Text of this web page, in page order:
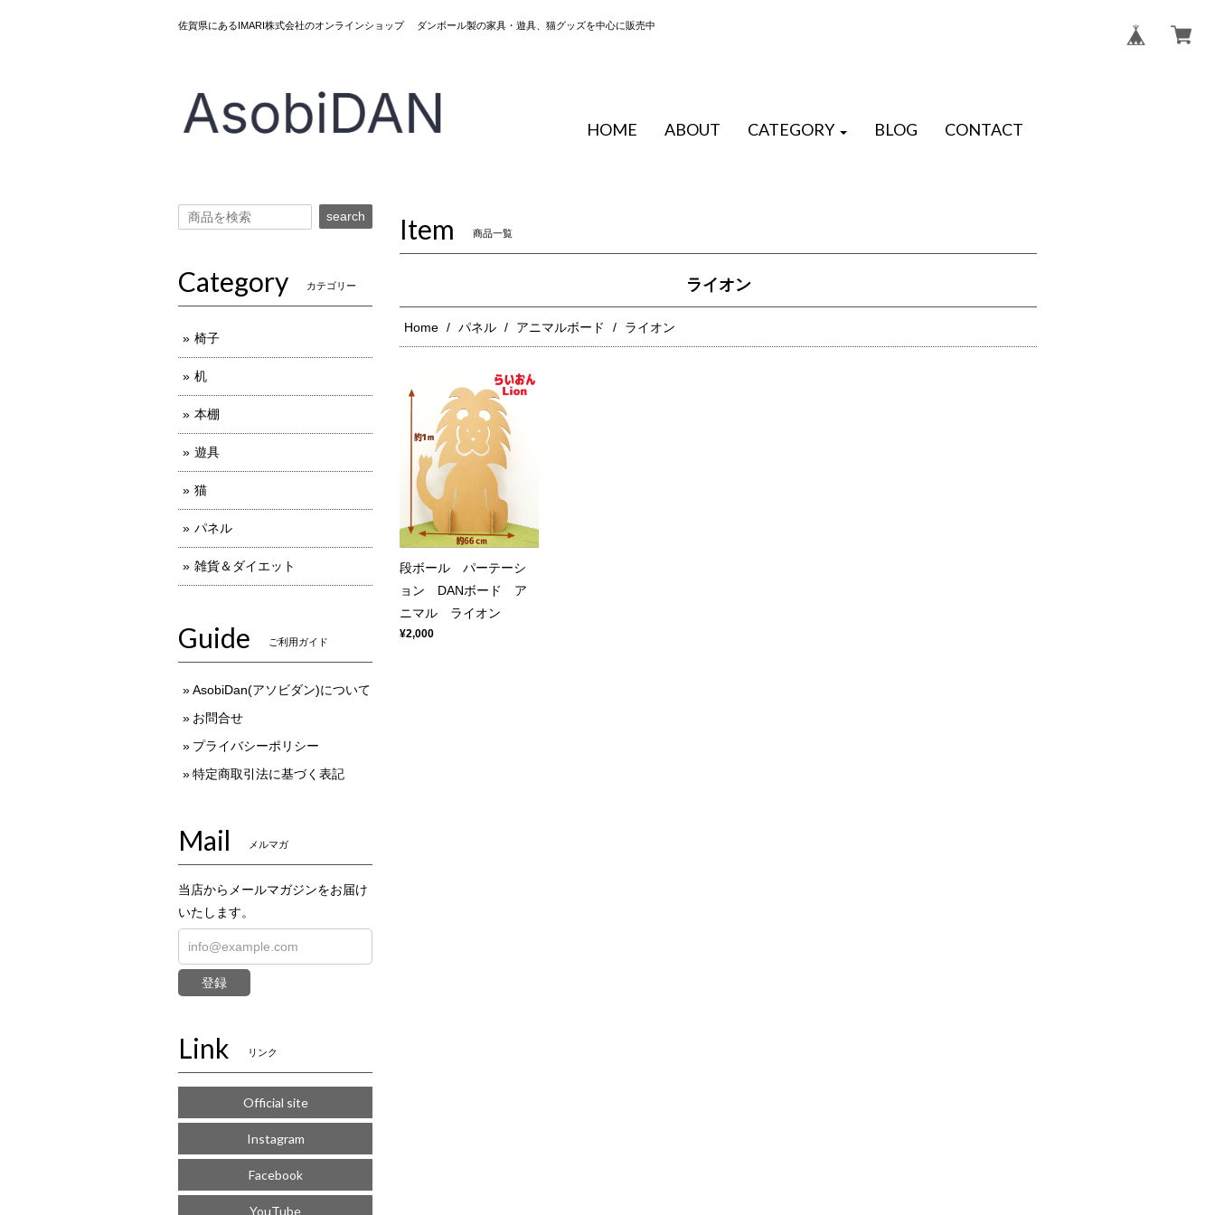
佐賀県にあるIMARI株式会社のオンラインショップ ダンボール製の家具・遊具、猫グッズを中心に販売中
HOME ABOUT CATEGORY BLOG CONTACT
Item 商品一覧
ライオン
Home パネル アニマルボード ライオン
段ボール パーテーシ
ョン DANボード ア
ニマル ライオン
¥2,000
search
Category カテゴリー
椅子
机
本棚
遊具
猫
パネル
雑貨＆ダイエット
Guide ご利用ガイド
AsobiDan(アソビダン)について
お問合せ
プライバシーポリシー
特定商取引法に基づく表記
Mail メルマガ
当店からメールマガジンをお届け
いたします。
登録
Link リンク
Official site
Instagram
Facebook
YouTube